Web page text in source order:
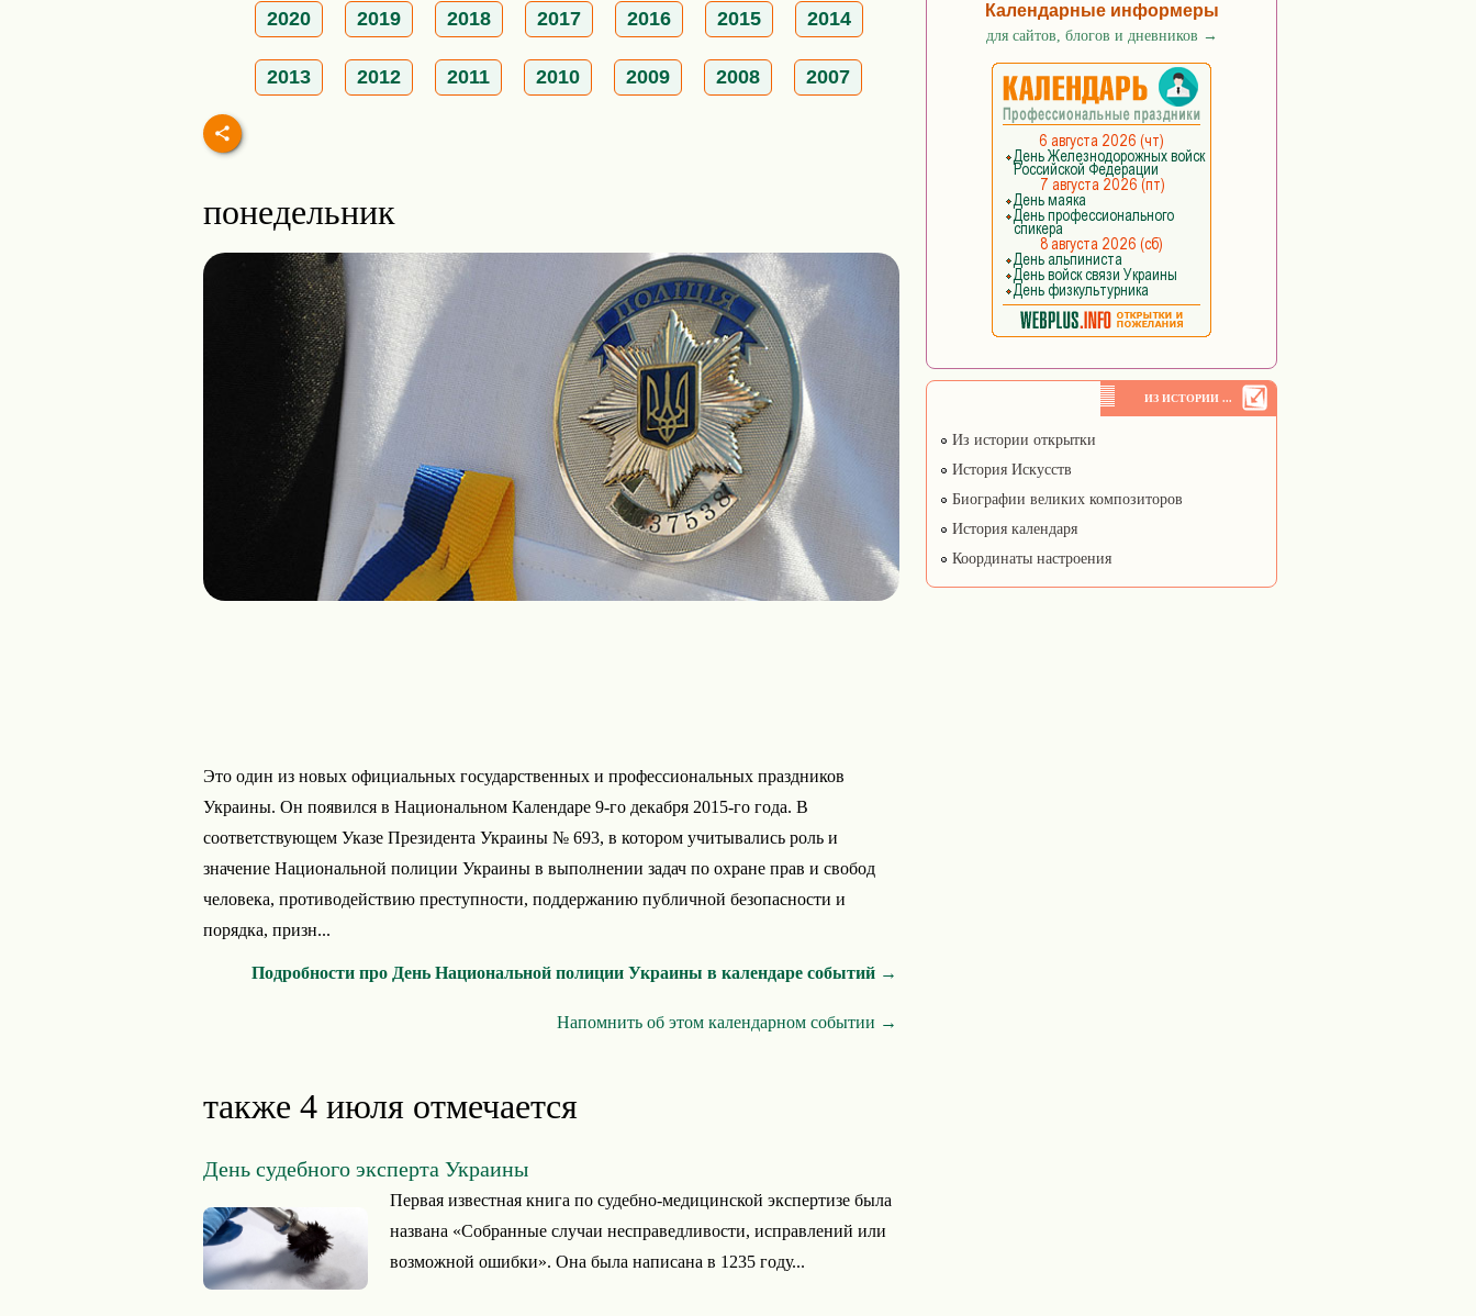
2020 2019 2018 2017 2016 2015 2014
2013 2012 2011 2010 2009 2008 2007
понедельник
Это один из новых официальных государственных и профессиональных праздников
Украины. Он появился в Национальном Календаре 9-го декабря 2015-го года. В
соответствующем Указе Президента Украины № 693, в котором учитывались роль и
значение Национальной полиции Украины в выполнении задач по охране прав и свобод
человека, противодействию преступности, поддержанию публичной безопасности и
порядка, призн...
Подробности про День Национальной полиции Украины в календаре событий →
Напомнить об этом календарном событии →
также 4 июля отмечается
День судебного эксперта Украины
Первая известная книга по судебно-медицинской экспертизе была
названа «Собранные случаи несправедливости, исправлений или
возможной ошибки». Она была написана в 1235 году...
Календарные информеры
для сайтов, блогов и дневников →
ИЗ ИСТОРИИ ...
Из истории открытки
История Искусств
Биографии великих композиторов
История календаря
Координаты настроения